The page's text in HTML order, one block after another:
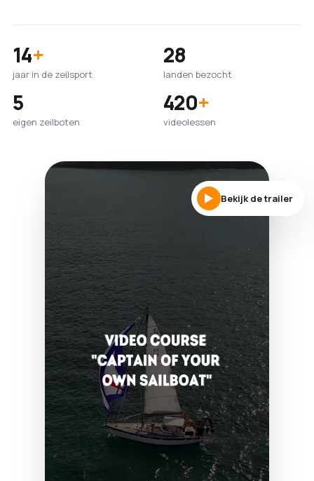
14+
jaar in de zeilsport
28
landen bezocht
5
eigen zeilboten
420+
videolessen
Bekijk de trailer